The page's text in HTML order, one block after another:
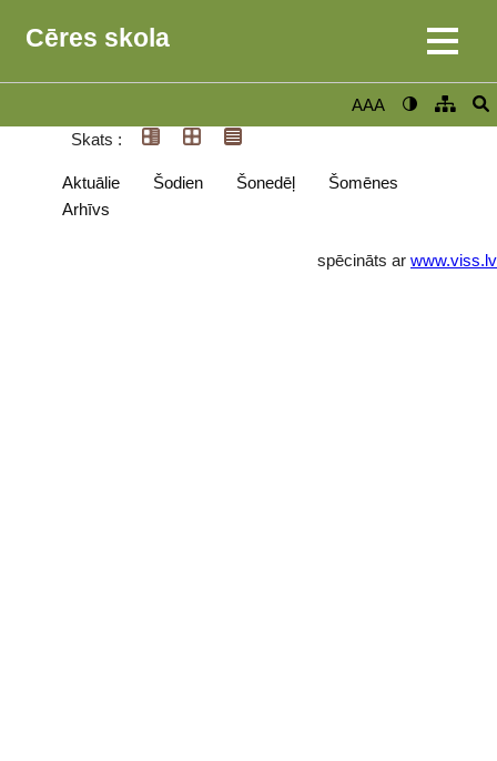
Cēres skola
AAA
Skats :
Aktuālie Šodien Šonedēļ
Šomēnes
Arhīvs
spēcināts ar www.viss.lv